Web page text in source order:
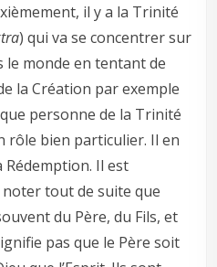
il y a la Trinité
) qui va se concentrer sur
le monde en tentant de
la Création par exemple
personne de la Trinité
rôle bien particulier. Il en
Rédemption. Il est
tout de suite que
du Père, du Fils, et
pas que le Père soit